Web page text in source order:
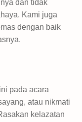
dan tidak
Kami juga
dengan baik
pada acara
atau nikmati
kelazatan